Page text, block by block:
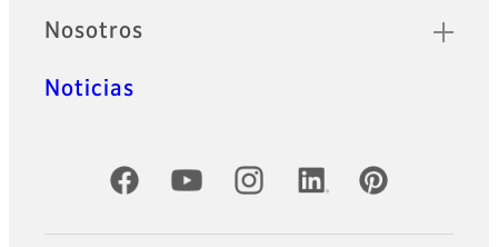
Nosotros
Noticias
Cuentas oficiales de redes sociales